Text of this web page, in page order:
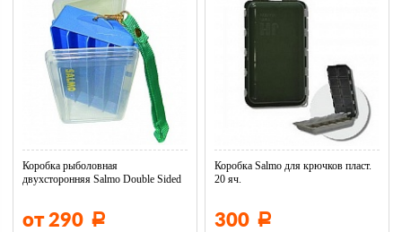
Коробка рыболовная
двухсторонняя Salmo Double Sided
от 290 Р
Коробка Salmo для крючков пласт.
20 яч.
300 Р